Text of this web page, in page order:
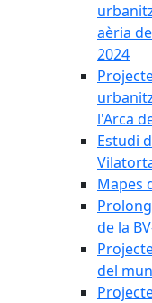
aèria
2024
l'Arca
Estudi
Mapes
de la
del